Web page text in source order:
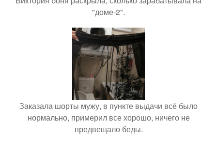
"доме-2".
Заказала шорты мужу, в пункте выдачи всё было
нормально, примерил все хорошо, ничего не
предвещало беды.